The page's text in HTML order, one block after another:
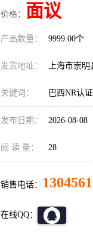
价格： 面议
产品数量： 9999.00个
发货地址： 上海市崇明
关键词： 巴西NR认
发布日期： 2026-08-08
阅 读 量： 28
销售电话：
在线QQ：